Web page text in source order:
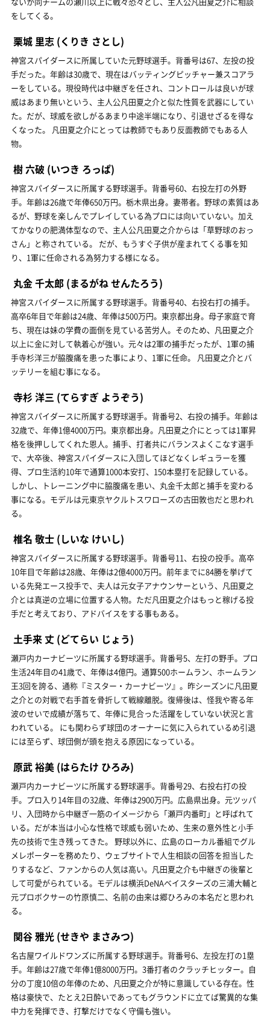
をしてくる。
栗城 里志 (くりき さとし)
神宮スパイダースに所属していた元野球選手。背番号は67、左投の投
手だった。年齢は30歳で、現在はバッティングピッチャー兼スコアラ
ーをしている。現役時代は中継ぎを任され、コントロールは良いが球
威はあまり無いという、主人公凡田夏之介と似た性質を武器にしてい
た。だが、球威を欲しがるあまり中途半端になり、引退せざるを得な
くなった。 凡田夏之介にとっては教師でもあり反面教師でもある人
物。
樹 六破 (いつき ろっぱ)
神宮スパイダースに所属する野球選手。背番号60、右投左打の外野
手。年齢は26歳で年俸650万円。栃木県出身。妻帯者。野球の素質はあ
るが、野球を楽しんでプレイしている為プロには向いていない。加え
てかなりの肥満体型なので、主人公凡田夏之介からは「草野球のおっ
さん」と称されている。 だが、もうすぐ子供が産まれてくる事を知
り、1軍に任命される為努力する様になる。
丸金 千太郎 (まるがね せんたろう)
神宮スパイダースに所属する野球選手。背番号40、右投右打の捕手。
高卒6年目で年齢は24歳、年俸は500万円。東京都出身。母子家庭で育
ち、現在は妹の学費の面倒を見ている苦労人。そのため、凡田夏之介
以上に金に対して執着心が強い。元々は2軍の捕手だったが、1軍の捕
手寺杉洋三が脇腹痛を患った事により、1軍に任命。 凡田夏之介とバ
ッテリーを組む事になる。
寺杉 洋三 (てらすぎ ようぞう)
神宮スパイダースに所属する野球選手。背番号2、右投の捕手。年齢は
32歳で、年俸1億4000万円。東京都出身。凡田夏之介にとっては1軍昇
格を後押ししてくれた恩人。捕手、打者共にバランスよくこなす選手
で、大卒後、神宮スパイダースに入団してほどなくレギュラーを獲
得、プロ生活約10年で通算1000本安打、150本塁打を記録している。
しかし、トレーニング中に脇腹痛を患い、丸金千太郎と捕手を変わる
事になる。モデルは元東京ヤクルトスワローズの古田敦也だと思われ
る。
椎名 敬士 (しいな けいし)
神宮スパイダースに所属する野球選手。背番号11、右投の投手。高卒
10年目で年齢は28歳、年俸は2億4000万円。前年までに84勝を挙げて
いる先発エース投手で、夫人は元女子アナウンサーという、凡田夏之
介とは真逆の立場に位置する人物。ただ凡田夏之介はもっと稼げる投
手だと考えており、アドバイスをする事もある。
土手来 丈 (どてらい じょう)
瀬戸内カーナビーツに所属する野球選手。背番号5、左打の野手。プロ
生活24年目の41歳で、年俸は4億円。通算500ホームラン、ホームラン
王3回を誇る、通称『ミスター・カーナビーツ』。昨シーズンに凡田夏
之介との対戦で右手首を骨折して戦線離脱。復帰後は、怪我や寄る年
波のせいで成績が落ちて、年俸に見合った活躍をしていない状況と言
われている。 にも関わらず球団のオーナーに気に入られているめ引退
には至らず、球団側が頭を抱える原因になっている。
原武 裕美 (はらたけ ひろみ)
瀬戸内カーナビーツに所属する野球選手。背番号29、右投右打の投
手。プロ入り14年目の32歳、年俸は2900万円。広島県出身。元ツッパ
リ、入団時から中継ぎ一筋のイメージから「瀬戸内番町」と呼ばれて
いる。だが本当は小心な性格で球威も弱いため、生来の意外性と小手
先の技術で生き残ってきた。 野球以外に、広島のローカル番組でグル
メレポーターを務めたり、ウェブサイトで人生相談の回答を担当した
りするなど、ファンからの人気は高い。凡田夏之介も中継ぎの後輩と
して可愛がられている。モデルは横浜DeNAベイスターズの三浦大輔と
元プロボクサーの竹原慎二、名前の由来は郷ひろみの本名だと思われ
る。
関谷 雅光 (せきや まさみつ)
名古屋ワイルドワンズに所属する野球選手。背番号6、左投左打の1塁
手。年齢は27歳で年俸1億8000万円。3番打者のクラッチヒッター。自
分の丁度10倍の年俸のため、凡田夏之介が特に意識している存在。性
格は豪快で、たとえ2日酔いであってもグラウンドに立てば驚異的な集
中力を発揮でき、打撃だけでなく守備も強い。